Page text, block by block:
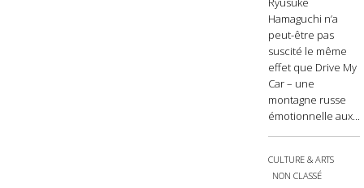
Hamaguchi n’a
peut-être pas
suscité le même
effet que Drive My
Car – une
montagne russe
émotionnelle aux...
CULTURE & ARTS
NON CLASSÉ